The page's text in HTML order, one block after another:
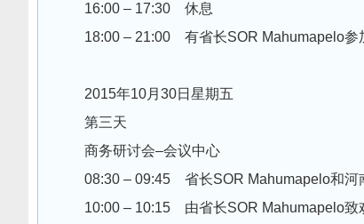
16:00 – 17:30 休息
18:00 – 21:00 有省长SOR Mahumapelo参
2015年10月30日星期五
第三天
商务研讨会–会议中心
08:30 – 09:45 省长SOR Mahumapelo和河
10:00 – 10:15 由省长SOR Mahumapelo致